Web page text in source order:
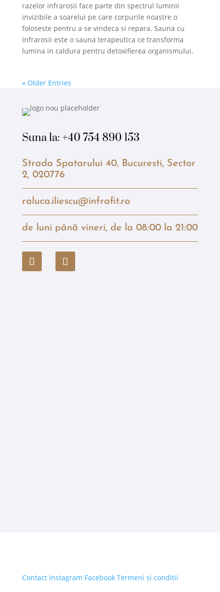
razelor infrarosii face parte din spectrul luminii
invizibile a soarelui pe care corpurile noastre o
foloseste pentru a se vindeca si repara. Sauna cu
Infrarosii este o sauna terapeutica ce transforma
lumina in caldura pentru detoxifierea organismului.
« Older Entries
Suna la: +40 754 890 153
Strada Spatarului 40, Bucuresti, Sector
2, 020776
raluca.iliescu@infrafit.ro
de luni până vineri, de la 08:00 la 21:00
Contact Instagram Facebook Termeni si conditii